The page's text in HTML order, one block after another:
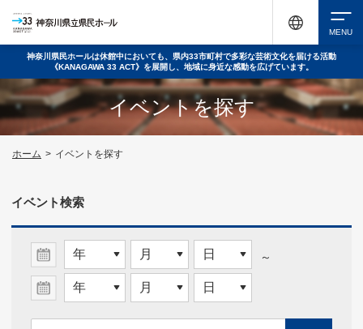
神奈川県民ホールは休館中においても、県内33市町村で多彩な芸術文化を届ける活動
《KANAGAWA 33 ACT》を展開し、地域に身近な感動を広げています。
イベントを探す
・ イベント一覧
・ イベントカレンダー
イベントを探す
ホーム > イベントを探す
イベント検索
～